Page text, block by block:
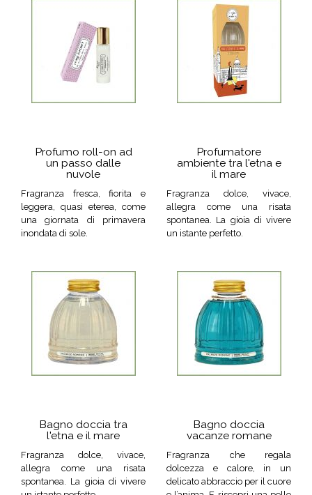
Profumo roll-on ad
un passo dalle
nuvole
Fragranza fresca, fiorita e
leggera, quasi eterea, come
una giornata di primavera
inondata di sole.
Profumatore
ambiente tra l'etna e
il mare
Fragranza dolce, vivace,
allegra come una risata
spontanea. La gioia di vivere
un istante perfetto.
Bagno doccia tra
l'etna e il mare
Fragranza dolce, vivace,
allegra come una risata
spontanea. La gioia di vivere
Bagno doccia
vacanze romane
Fragranza che regala
dolcezza e calore, in un
delicato abbraccio per il cuore